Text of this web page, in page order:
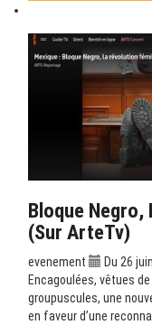
Bloque
(sur ArteTv)
evenement
Du 26
Encagoulées, vêtues
groupuscules, une
en faveur d’une